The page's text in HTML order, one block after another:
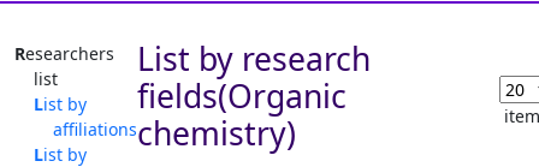
Researchers
list
List by
affiliations
List by
List by research
fields(Organic
chemistry)